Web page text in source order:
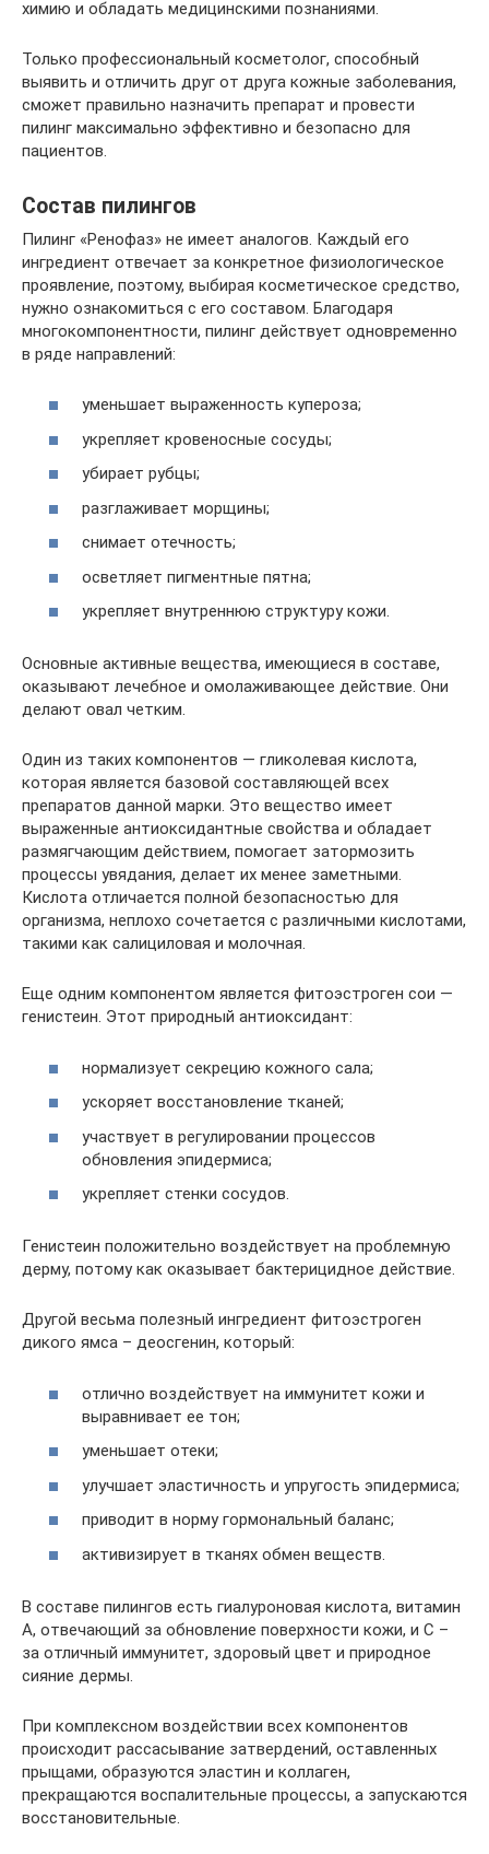
химию и обладать медицинскими познаниями.
Только профессиональный косметолог, способный
выявить и отличить друг от друга кожные заболевания,
сможет правильно назначить препарат и провести
пилинг максимально эффективно и безопасно для
пациентов.
Состав пилингов
Пилинг «Ренофаз» не имеет аналогов. Каждый его
ингредиент отвечает за конкретное физиологическое
проявление, поэтому, выбирая косметическое средство,
нужно ознакомиться с его составом. Благодаря
многокомпонентности, пилинг действует одновременно
в ряде направлений:
уменьшает выраженность купероза;
укрепляет кровеносные сосуды;
убирает рубцы;
разглаживает морщины;
снимает отечность;
осветляет пигментные пятна;
укрепляет внутреннюю структуру кожи.
Основные активные вещества, имеющиеся в составе,
оказывают лечебное и омолаживающее действие. Они
делают овал четким.
Один из таких компонентов — гликолевая кислота,
которая является базовой составляющей всех
препаратов данной марки. Это вещество имеет
выраженные антиоксидантные свойства и обладает
размягчающим действием, помогает затормозить
процессы увядания, делает их менее заметными.
Кислота отличается полной безопасностью для
организма, неплохо сочетается с различными кислотами,
такими как салициловая и молочная.
Еще одним компонентом является фитоэстроген сои —
генистеин. Этот природный антиоксидант:
нормализует секрецию кожного сала;
ускоряет восстановление тканей;
участвует в регулировании процессов
обновления эпидермиса;
укрепляет стенки сосудов.
Генистеин положительно воздействует на проблемную
дерму, потому как оказывает бактерицидное действие.
Другой весьма полезный ингредиент фитоэстроген
дикого ямса – деосгенин, который:
отлично воздействует на иммунитет кожи и
выравнивает ее тон;
уменьшает отеки;
улучшает эластичность и упругость эпидермиса;
приводит в норму гормональный баланс;
активизирует в тканях обмен веществ.
В составе пилингов есть гиалуроновая кислота, витамин
А, отвечающий за обновление поверхности кожи, и С –
за отличный иммунитет, здоровый цвет и природное
сияние дермы.
При комплексном воздействии всех компонентов
происходит рассасывание затвердений, оставленных
прыщами, образуются эластин и коллаген,
прекращаются воспалительные процессы, а запускаются
восстановительные.